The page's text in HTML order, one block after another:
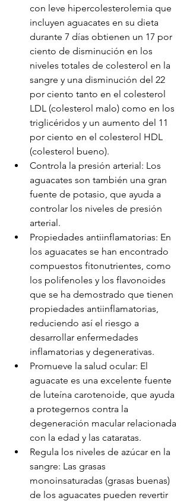
con leve hipercolesterolemia que
incluyen aguacates en su dieta
durante 7 días obtienen un 17 por
ciento de disminución en los
niveles totales de colesterol en la
sangre y una disminución del 22
por ciento tanto en el colesterol
LDL (colesterol malo) como en los
triglicéridos y un aumento del 11
por ciento en el colesterol HDL
(colesterol bueno).
Controla la presión arterial: Los
aguacates son también una gran
fuente de potasio, que ayuda a
controlar los niveles de presión
arterial.
Propiedades antiinflamatorias: En
los aguacates se han encontrado
compuestos fitonutrientes, como
los polifenoles y los flavonoides
que se ha demostrado que tienen
propiedades antiinflamatorias,
reduciendo así el riesgo a
desarrollar enfermedades
inflamatorias y degenerativas.
Promueve la salud ocular: El
aguacate es una excelente fuente
de luteína carotenoide, que ayuda
a protegernos contra la
degeneración macular relacionada
con la edad y las cataratas.
Regula los niveles de azúcar en la
sangre: Las grasas
monoinsaturadas (grasas buenas)
de los aguacates pueden revertir